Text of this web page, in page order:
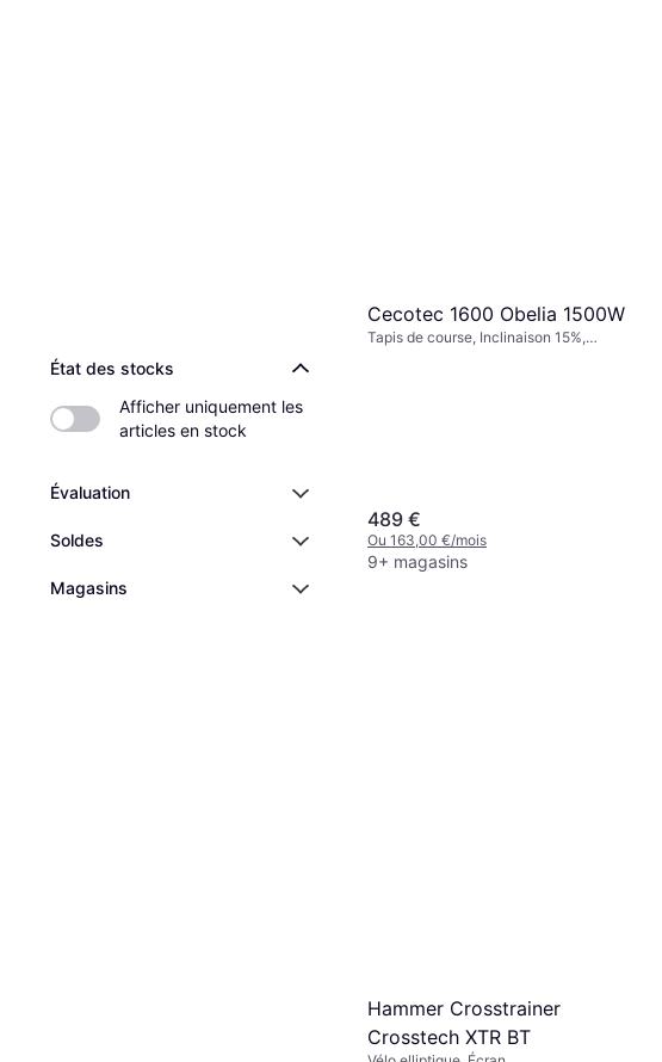
État des stocks
Afficher uniquement les
articles en stock
Évaluation
Soldes
Magasins
Cecotec 1600 Obelia 1500W
Tapis de course, Inclinaison 15%,
489 €
Ou 163,00 €/mois
9+ magasins
Hammer Crosstrainer
Crosstech XTR BT